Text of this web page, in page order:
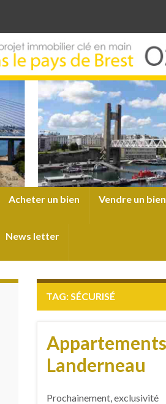
Acheter un bien Vendre un bien
News letter
TAG:SÉCURISÉ
Landerneau
Prochainement, exclusivité